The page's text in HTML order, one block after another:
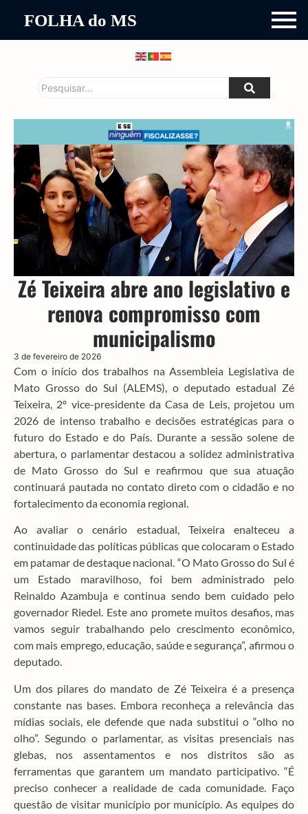
FOLHA do MS
Zé Teixeira abre ano legislativo e
renova compromisso com
municipalismo
3 de fevereiro de 2026
Com o início dos trabalhos na Assembleia Legislativa de
Mato Grosso do Sul (ALEMS), o deputado estadual Zé
Teixeira, 2º vice-presidente da Casa de Leis, projetou um
2026 de intenso trabalho e decisões estratégicas para o
futuro do Estado e do País. Durante a sessão solene de
abertura, o parlamentar destacou a solidez administrativa
de Mato Grosso do Sul e reafirmou que sua atuação
continuará pautada no contato direto com o cidadão e no
fortalecimento da economia regional.
Ao avaliar o cenário estadual, Teixeira enalteceu a
continuidade das políticas públicas que colocaram o Estado
em patamar de destaque nacional. “O Mato Grosso do Sul é
um Estado maravilhoso, foi bem administrado pelo
Reinaldo Azambuja e continua sendo bem cuidado pelo
governador Riedel. Este ano promete muitos desafios, mas
vamos seguir trabalhando pelo crescimento econômico,
com mais emprego, educação, saúde e segurança”, afirmou o
deputado.
Um dos pilares do mandato de Zé Teixeira é a presença
constante nas bases. Embora reconheça a relevância das
mídias sociais, ele defende que nada substitui o “olho no
olho”. Segundo o parlamentar, as visitas presenciais nas
glebas, nos assentamentos e nos distritos são as
ferramentas que garantem um mandato participativo. “É
preciso conhecer a realidade de cada comunidade. Faço
questão de visitar município por município. As equipes do